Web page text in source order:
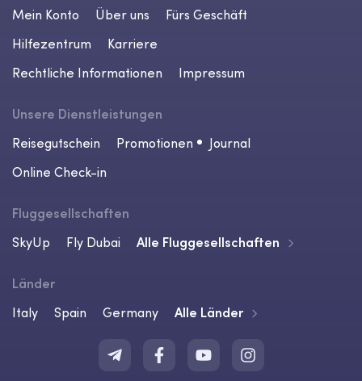
Mein Konto
Über uns
Fürs Geschäft
Hilfezentrum
Karriere
Rechtliche Informationen
Impressum
Unsere Dienstleistungen
Reisegutschein
Promotionen
Journal
Online Check-in
Fluggesellschaften
SkyUp
Fly Dubai Alle Fluggesellschaften
Länder
Italy
Spain Germany Alle Länder